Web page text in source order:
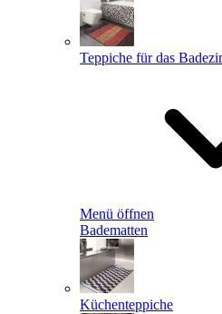
Teppiche für das
Menü öffnen
Badematten
Küchenteppiche